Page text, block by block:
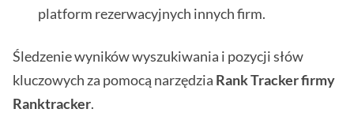
platform rezerwacyjnych innych firm.
Śledzenie wyników wyszukiwania i pozycji słów
kluczowych za pomocą narzędzia Rank Tracker firmy
Ranktracker.